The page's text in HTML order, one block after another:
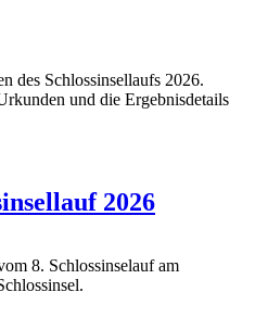
des Schlossinsellaufs 2026.
und die Ergebnisdetails
2026
8. Schlossinselauf am